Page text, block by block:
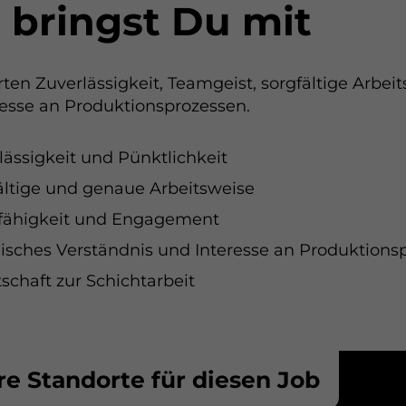
bringst Du mit
Zuverlässigkeit, Teamgeist, sorgfältige
an Produktionsprozessen.
und Pünktlichkeit
und genaue Arbeitsweise
und Engagement
Verständnis und Interesse an
zur Schichtarbeit
Standorte für diesen Job
anzeigen
Speichern Ablehnen